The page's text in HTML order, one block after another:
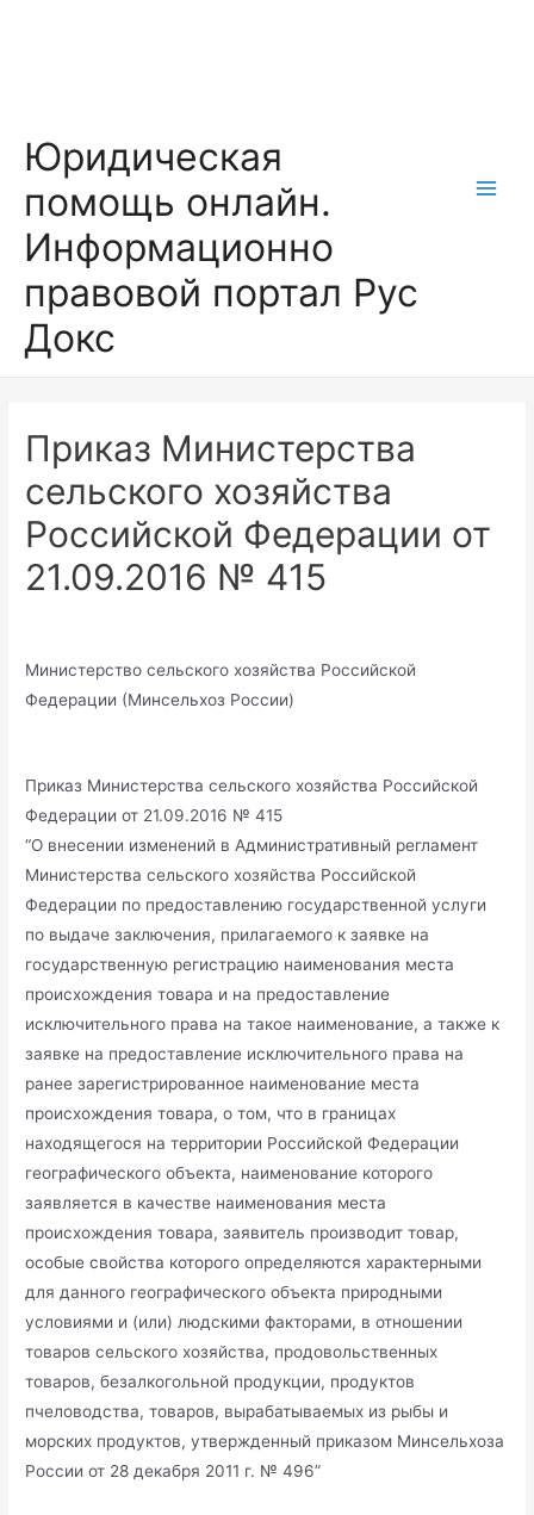
Юридическая
помощь онлайн.
Информационно
правовой портал Рус
Докс
Приказ Министерства
сельского хозяйства
Российской Федерации от
21.09.2016 № 415
Министерство сельского хозяйства Российской
Федерации (Минсельхоз России)
Приказ Министерства сельского хозяйства Российской
Федерации от 21.09.2016 № 415
“О внесении изменений в Административный регламент
Министерства сельского хозяйства Российской
Федерации по предоставлению государственной услуги
по выдаче заключения, прилагаемого к заявке на
государственную регистрацию наименования места
происхождения товара и на предоставление
исключительного права на такое наименование, а также к
заявке на предоставление исключительного права на
ранее зарегистрированное наименование места
происхождения товара, о том, что в границах
находящегося на территории Российской Федерации
географического объекта, наименование которого
заявляется в качестве наименования места
происхождения товара, заявитель производит товар,
особые свойства которого определяются характерными
для данного географического объекта природными
условиями и (или) людскими факторами, в отношении
товаров сельского хозяйства, продовольственных
товаров, безалкогольной продукции, продуктов
пчеловодства, товаров, вырабатываемых из рыбы и
морских продуктов, утвержденный приказом Минсельхоза
России от 28 декабря 2011 г. № 496”